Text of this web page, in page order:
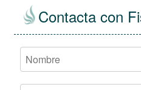
Contacta con